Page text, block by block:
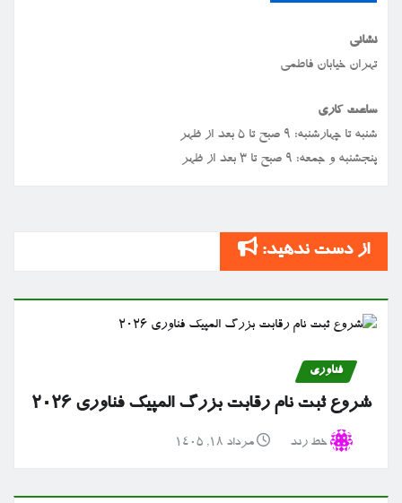
نشانی
تهران خیابان فاطمی
ساعت کاری
شنبه تا چهارشنبه: ۹ صبح تا ۵ بعد از ظهر
پنجشنبه و جمعه: ۹ صبح تا ۳ بعد از ظهر
از دست ندهید:
فناوری
شروع ثبت نام رقابت بزرگ المپیک فناوری ۲۰۲۶
خط رند مرداد ۱۸, ۱۴۰۵